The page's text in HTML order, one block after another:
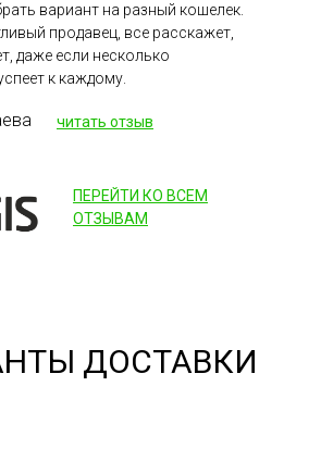
вариант на разный кошелек.
продавец, все расскажет,
даже если несколько
к каждому.
читать отзыв
ПЕРЕЙТИ КО ВСЕМ
ОТЗЫВАМ
ДОСТАВКИ